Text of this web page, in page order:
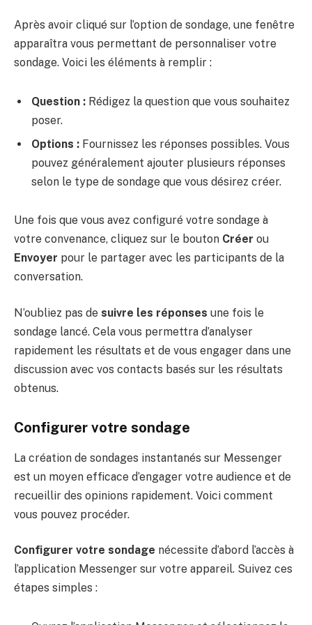
Après avoir cliqué sur l’option de sondage, une fenêtre
apparaîtra vous permettant de personnaliser votre
sondage. Voici les éléments à remplir :
Question : Rédigez la question que vous souhaitez
poser.
Options : Fournissez les réponses possibles. Vous
pouvez généralement ajouter plusieurs réponses
selon le type de sondage que vous désirez créer.
Une fois que vous avez configuré votre sondage à
votre convenance, cliquez sur le bouton Créer ou
Envoyer pour le partager avec les participants de la
conversation.
N’oubliez pas de suivre les réponses une fois le
sondage lancé. Cela vous permettra d’analyser
rapidement les résultats et de vous engager dans une
discussion avec vos contacts basés sur les résultats
obtenus.
Configurer votre sondage
La création de sondages instantanés sur Messenger
est un moyen efficace d’engager votre audience et de
recueillir des opinions rapidement. Voici comment
vous pouvez procéder.
Configurer votre sondage nécessite d’abord l’accès à
l’application Messenger sur votre appareil. Suivez ces
étapes simples :